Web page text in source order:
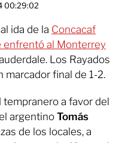
00:29:02
ida de la Concacaf
enfrentó al Monterrey
Los Rayados
marcador final de 1-2.
a favor del
argentino Tomás
de los locales, a